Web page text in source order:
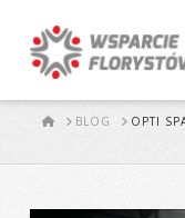
STARTBLOG OPTI